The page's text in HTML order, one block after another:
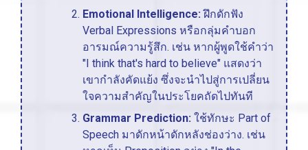
Emotional Intelligence: ฝึกดักฟัง
Verbal Expressions หรือกลุ่มคำบอก
อารมณ์ความรู้สึก. เช่น หากผู้พูดใช้คำว่า
"I think that's hard to believe" แสดงว่า
เขากำลังคัดแย้ง ซึ่งจะนำไปสู่การเปลี่ยน
ใจความสำคัญในประโยคถัดไปทันที
Grammar Prediction: ใช้ทักษะ Part of
Speech มาดักหน้าดักหลังช่องว่าง. เช่น